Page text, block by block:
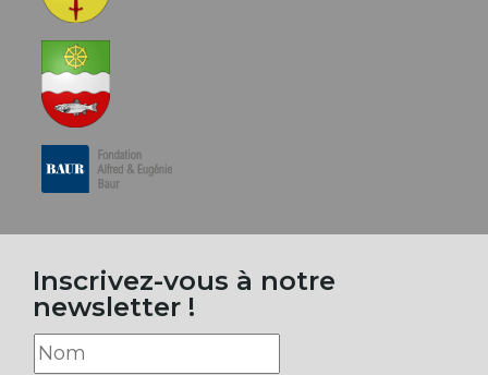
Inscrivez-vous à notre
newsletter !